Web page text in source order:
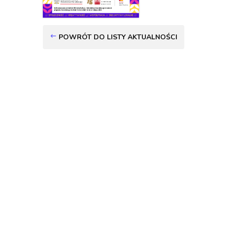
POWRÓT DO LISTY AKTUALNOŚCI